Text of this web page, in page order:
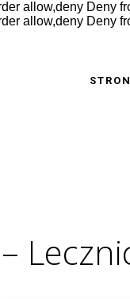
allow,deny Deny
allow,deny Deny